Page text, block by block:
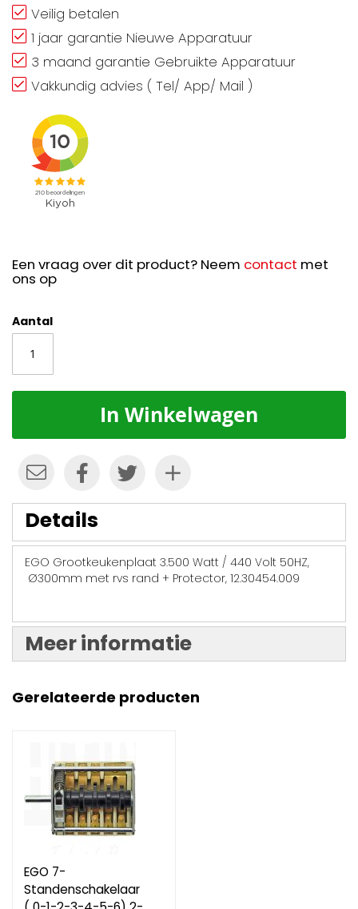
Veilig betalen
1 jaar garantie Nieuwe Apparatuur
3 maand garantie Gebruikte Apparatuur
Vakkundig advies ( Tel/ App/ Mail )
Een vraag over dit product? Neem contact met
ons op
Aantal
In Winkelwagen
Details
EGO Grootkeukenplaat 3.500 Watt / 440 Volt 50HZ,
Ø300mm met rvs rand + Protector, 12.30454.009
Meer informatie
Gerelateerde producten
EGO 7-
Standenschakelaar